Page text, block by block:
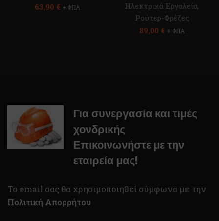
63,90 € + ΦΠΑ Ηλεκτρικά Εργαλεία,
Ρούτερ-Φρέζες
89,00 € + ΦΠΑ
Για συνεργασία και τιμές
χονδρικής
Επικοινωνήστε με την
εταιρεία μας!
To email σας θα χρησιμοποιηθεί σύμφωνα με την
Πολιτική Απορρήτου